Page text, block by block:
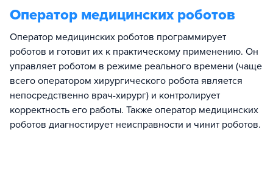
Оператор медицинских роботов
Оператор медицинских роботов программирует
роботов и готовит их к практическому применению. Он
управляет роботом в режиме реального времени (чаще
всего оператором хирургического робота является
непосредственно врач-хирург) и контролирует
корректность его работы. Также оператор медицинских
роботов диагностирует неисправности и чинит роботов.